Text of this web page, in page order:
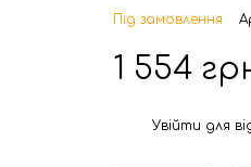
Під замовлення
1 554
Увійти для